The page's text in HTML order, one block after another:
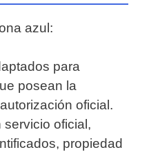
azul:
para
posean la
oficial.
oficial,
propiedad